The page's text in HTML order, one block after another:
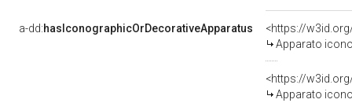
a-dd:hasIconographicOrDecorativeApparatus
Apparato
Apparato